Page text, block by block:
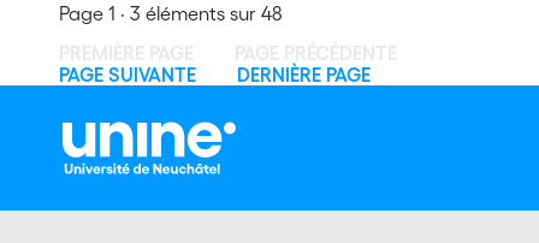
Page 1 · 3 éléments sur 48
PAGE SUIVANTE
DERNIÈRE PAGE